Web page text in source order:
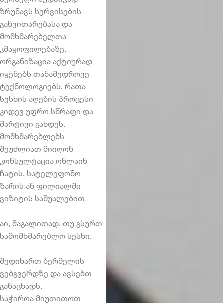
ზრუნავს სერვისების
განვითარებასა და
მომხმარებელთა
კმაყოფილებაზე.
ორგანიზაცია აქტიურად
იყენებს თანამედროვე
ტექნოლოგიებს, რათა
სესხის აღების პროცესი
კიდევ უფრო სწრაფი და
მარტივი გახდეს.
მომხმარებლებს
შეუძლიათ მიიღონ
კონსულტაცია ონლაინ
ჩატის, სატელეფონო
ზარის ან ფილიალში
ვიზიტის საშუალებით.
აი, მაგალითად, თუ გსურთ
სამომხმარებლო სესხი:
შედიხართ ბერმელის
ვებგვერდზე და ავსებთ
განაცხადს.
საჭიროა მიუთითოთ